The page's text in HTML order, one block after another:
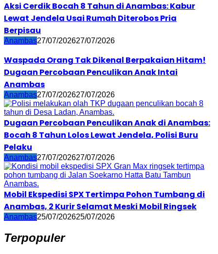
Aksi Cerdik Bocah 8 Tahun di Anambas: Kabur
Lewat Jendela Usai Rumah Diterobos Pria
Berpisau
Anambas27/07/202627/07/2026
Waspada Orang Tak Dikenal Berpakaian Hitam!
Dugaan Percobaan Penculikan Anak Intai
Anambas
Anambas27/07/202627/07/2026
Dugaan Percobaan Penculikan Anak di Anambas:
Bocah 8 Tahun Lolos Lewat Jendela, Polisi Buru
Pelaku
Anambas27/07/202627/07/2026
Mobil Ekspedisi SPX Tertimpa Pohon Tumbang di
Anambas, 2 Kurir Selamat Meski Mobil Ringsek
Anambas25/07/202625/07/2026
Terpopuler